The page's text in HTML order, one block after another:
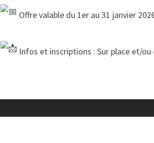
Offre valable du 1er au 31 janvier
Infos et inscriptions : Sur place et/ou